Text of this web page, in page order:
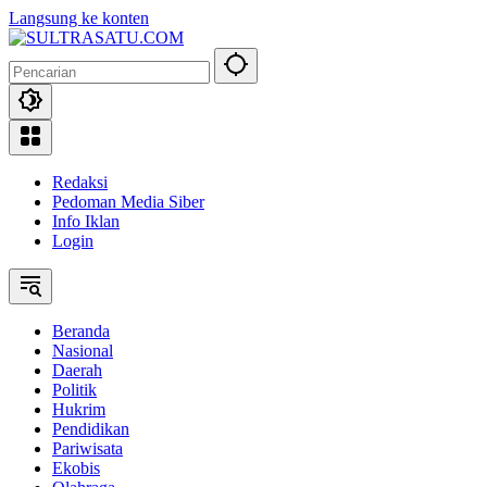
Langsung ke konten
Redaksi
Pedoman Media Siber
Info Iklan
Login
Beranda
Nasional
Daerah
Politik
Hukrim
Pendidikan
Pariwisata
Ekobis